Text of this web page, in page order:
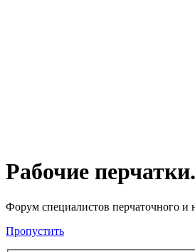
Рабочие
Форум специалистов перчаточного и
Пропустить